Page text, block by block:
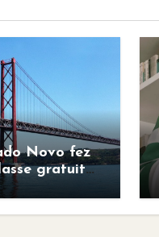
Novo fez
gratuita